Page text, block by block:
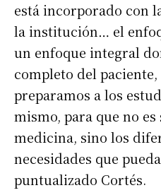
está incorporado con
la institución… el
un enfoque integral
completo del
preparamos a los
mismo, para que no
medicina, sino los
necesidades que
puntualizado Cortés.